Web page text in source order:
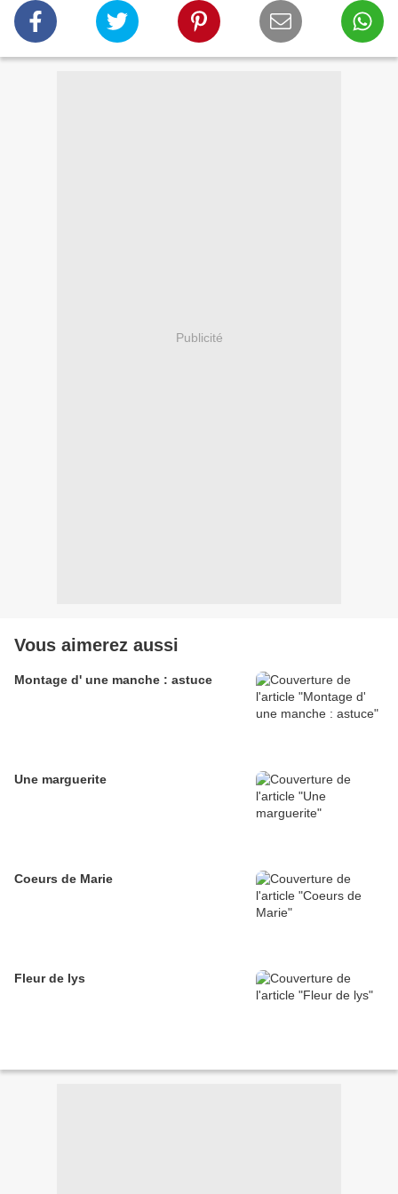
Publicité
Vous aimerez aussi
Montage d' une manche : astuce
Une marguerite
Coeurs de Marie
Fleur de lys